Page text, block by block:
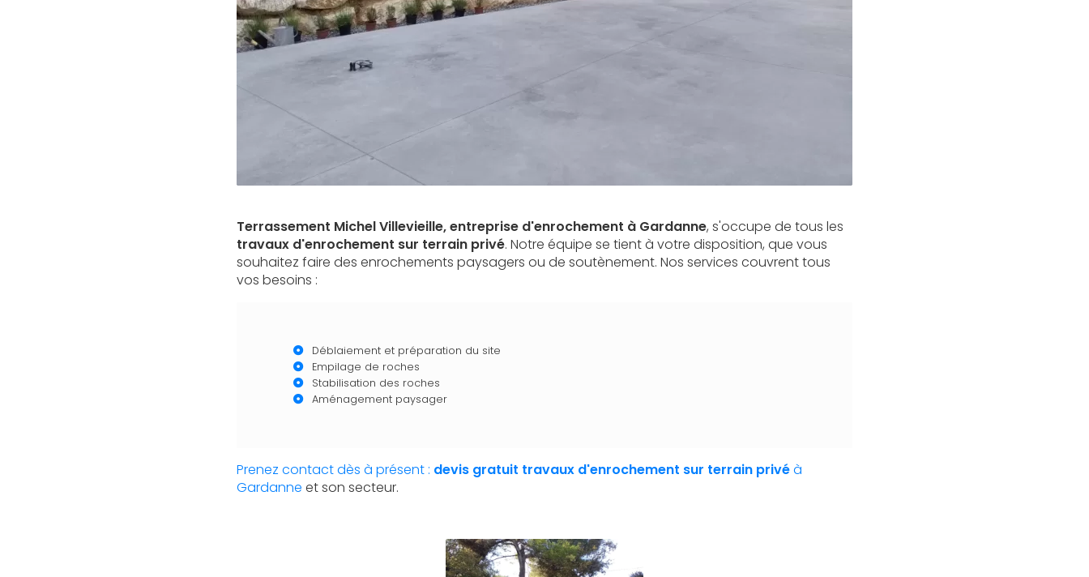
Terrassement Michel Villevieille, entreprise d'enrochement à Gardanne, s'occupe de tous les
travaux d'enrochement sur terrain privé. Notre équipe se tient à votre disposition, que vous
souhaitez faire des enrochements paysagers ou de soutènement. Nos services couvrent tous
vos besoins :
Déblaiement et préparation du site
Empilage de roches
Stabilisation des roches
Aménagement paysager
Prenez contact dès à présent : devis gratuit travaux d'enrochement sur terrain privéà
Gardanne et son secteur.